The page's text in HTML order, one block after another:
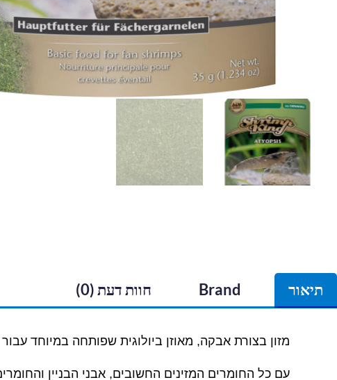
תיאור Brand חוות דעת (0)
מזון בצורת אבקה, מאוזן ביולוגית שפותחה במיוחד
עם כל החומרים המזינים החשובים, אבני הבניין